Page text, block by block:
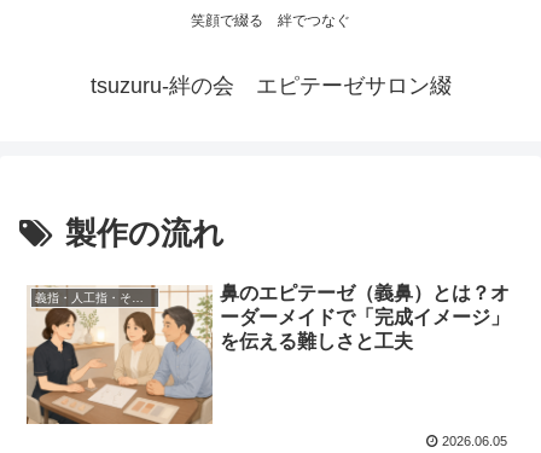
笑顔で綴る 絆でつなぐ
tsuzuru-絆の会 エピテーゼサロン綴
製作の流れ
鼻のエピテーゼ（義鼻）とは？オ
ーダーメイドで「完成イメージ」
を伝える難しさと工夫
2026.06.05